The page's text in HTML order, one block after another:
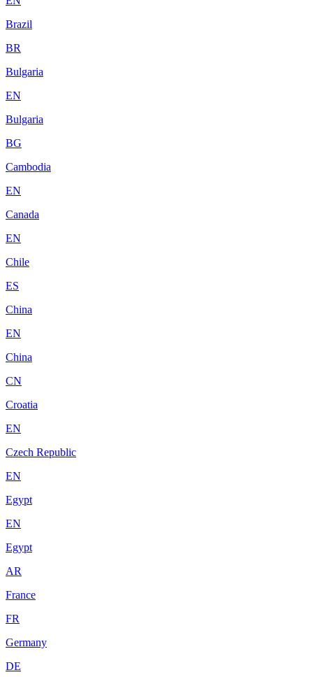
Brazil
BR
Bulgaria
EN
Bulgaria
BG
Cambodia
EN
Canada
EN
Chile
ES
China
EN
China
CN
Croatia
EN
Czech Republic
EN
Egypt
EN
Egypt
AR
France
FR
Germany
DE